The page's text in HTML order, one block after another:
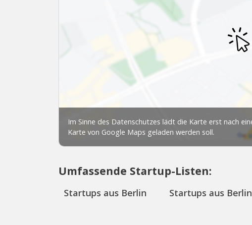
Umfassende Startup-Listen:
Startups aus Berlin Startups aus Berlin